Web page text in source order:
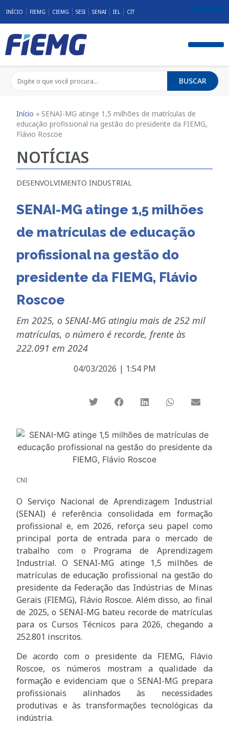
INÍCIO FIEMG CIEMG SESI SENAI IEL CIT
BUSCAR
Início » SENAI-MG atinge 1,5 milhões de matrículas de
educação profissional na gestão do presidente da FIEMG,
Flávio Roscoe
NOTÍCIAS
DESENVOLVIMENTO INDUSTRIAL
SENAI-MG atinge 1,5 milhões
de matrículas de educação
profissional na gestão do
presidente da FIEMG, Flávio
Roscoe
Em 2025, o SENAI-MG atingiu mais de 252 mil
matrículas, o número é recorde, frente às
222.091 em 2024
04/03/2026 | 1:54 PM
CNI
O Serviço Nacional de Aprendizagem Industrial
(SENAI) é referência consolidada em formação
profissional e, em 2026, reforça seu papel como
principal porta de entrada para o mercado de
trabalho com o Programa de Aprendizagem
Industrial. O SENAI-MG atinge 1,5 milhões de
matrículas de educação profissional na gestão do
presidente da Federação das Indústrias de Minas
Gerais (FIEMG), Flávio Roscoe. Além disso, ao final
de 2025, o SENAI-MG bateu recorde de matrículas
para os Cursos Técnicos para 2026, chegando a
252.801 inscritos.
De acordo com o presidente da FIEMG, Flávio
Roscoe, os números mostram a qualidade da
formação e evidenciam que o SENAI-MG prepara
profissionais alinhados às necessidades
produtivas e às transformações tecnológicas da
indústria.